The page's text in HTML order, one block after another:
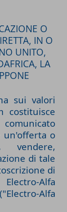
O
IN O
UNITO,
LA
sui valori
costituisce
un'offerta o
di tale
di
Alfa
Alfa